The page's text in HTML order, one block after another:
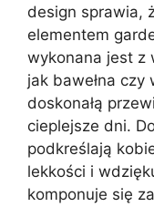
design sprawia,
elementem
wykonana jest z
jak bawełna czy
doskonałą
cieplejsze dni.
podkreślają
lekkości i
komponuje się